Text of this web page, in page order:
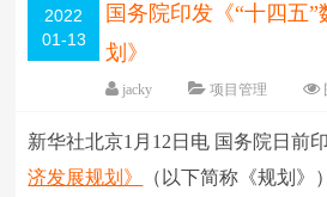
2022
01-13
国务院印发《“十四五
划》
jacky 项目管理
字体：大 中 小
新华社北京1月12日电 国务院日前
济发展规划》
（以下简称《规划》